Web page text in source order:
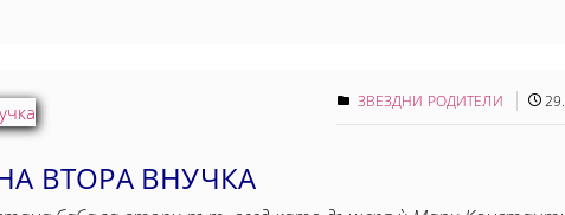
ЗВЕЗДНИ РОДИТЕЛИ
ВТОРА ВНУЧКА